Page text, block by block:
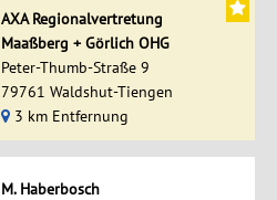
AXA Regionalvertretung
Maaßberg + Görlich OHG
Peter-Thumb-Straße 9
79761 Waldshut-Tiengen
3 km Entfernung
M. Haberbosch